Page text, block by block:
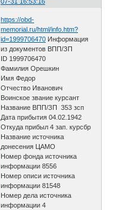
https://obd-
memorial.ru/html/info.htm?
id=1999706470 Информация
из документов ВПП/ЗП
ID 1999706470
Фамилия Орешкин
Имя Федор
Отчество Иванович
Воинское звание курсант
Название ВПП/ЗП 353 зсп
Дата прибытия 04.02.1942
Откуда прибыл 4 зап. курсбр
Название источника
донесения ЦАМО
Номер фонда источника
информации 8556
Номер описи источника
информации 81548
Номер дела источника
информации 4